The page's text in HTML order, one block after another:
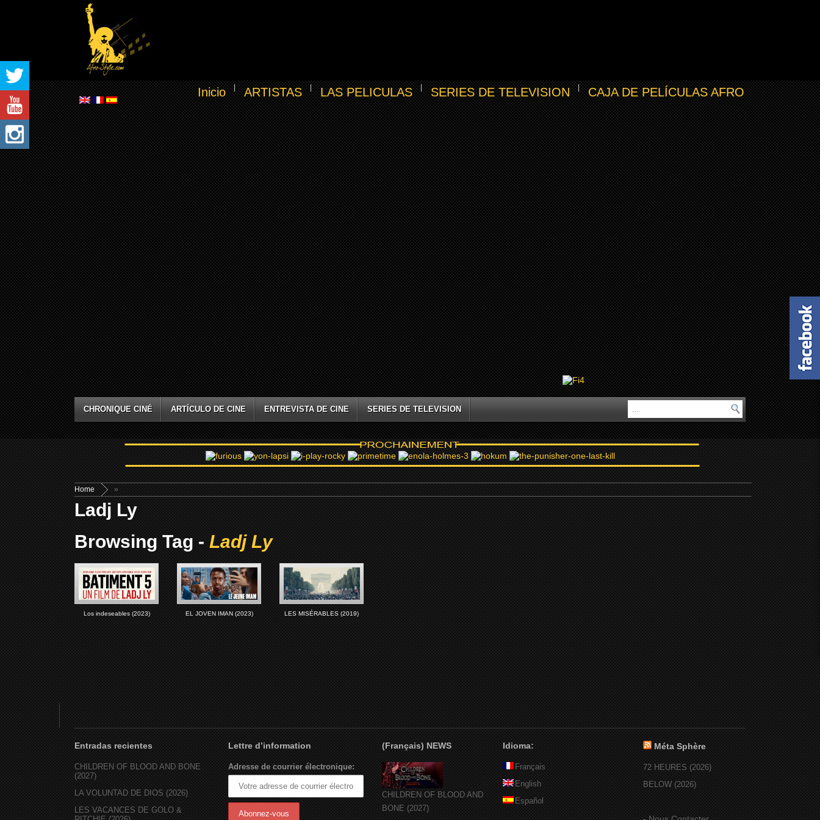
Inicio ARTISTAS LAS PELICULAS SERIES DE TELEVISION CAJA DE PELÍCULAS AFRO
CHRONIQUE CINÉ ARTÍCULO DE CINE ENTREVISTA DE CINE SERIES DE TELEVISION
Home »
Ladj Ly
Browsing Tag -Ladj Ly
Los indeseables (2023) EL JOVEN IMAN (2023) LES MISÉRABLES (2019)
Entradas recientes
CHILDREN OF BLOOD AND BONE
(2027)
LA VOLUNTAD DE DIOS (2026)
LES VACANCES DE GOLO &
Lettre d’information
Adresse de courrier électronique:
(Français) NEWS
CHILDREN OF BLOOD AND
BONE (2027)
Idioma:
Français
English
Español
Méta Sphère
72 HEURES (2026)
BELOW (2026)